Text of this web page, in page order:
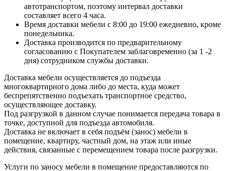
автотранспортом, поэтому интервал доставки
составляет всего 4 часа.
Время доставки мебели с 8:00 до 19:00 ежедневно, кроме
понедельника.
Доставка производится по предварительному
согласованию с Покупателем заблаговременно (за 1 -2
дня) сотрудником службы доставки.
Доставка мебели осуществляется до подъезда
многоквартирного дома либо до места, куда может
беспрепятственно подъехать транспортное средство,
осуществляющее доставку.
Под разгрузкой в данном случае понимается передача товара в
точке, доступной для подъезда автомобиля.
Доставка не включает в себя подъём (занос) мебели в
помещение, квартиру, частный дом, на этаж или иные
действия, связанные с перемещением товара после разгрузки.
Услуги по заносу мебели в помещение предоставляются по